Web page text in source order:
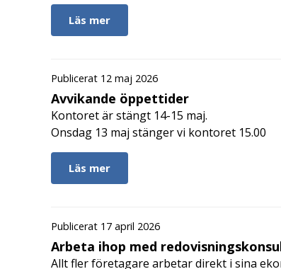
Läs mer
Publicerat 12 maj 2026
Avvikande öppettider
Kontoret är stängt 14-15 maj.
Onsdag 13 maj stänger vi kontoret 15.00
Läs mer
Publicerat 17 april 2026
Arbeta ihop med
Allt fler företagare arbetar direkt i sina